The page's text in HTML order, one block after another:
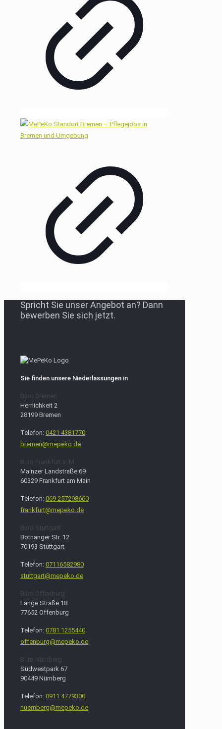
Spricht Sie unser Angebot an? Dann
bewerben Sie sich jetzt.
Sie finden unsere Niederlassungen in
Büro Bremen
Herrlichkeit 2
28199 Bremen
Telefon: 0421 4381770
bremen@mepeko.de
Büro Frankfurt a. M.
Mainzer Landstraße 69
60329 Frankfurt am Main
Telefon: 069 257298660
frankfurt@mepeko.de
Büro Stuttgart
Botnanger Str. 12
70193 Stuttgart
Telefon: 07116582980
stuttgart@mepeko.de
Büro Offenburg
Lange Straße 18
77652 Offenburg
Telefon: 0781 1255440
offenburg@mepeko.de
Büro Nürnberg
Südwestpark 67
90449 Nürnberg
Telefon: 0911 4779300
nuernberg@mepeko.de